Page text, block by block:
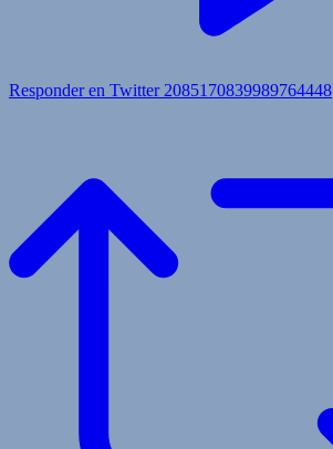
Responder en Twitter 2085170839989764448